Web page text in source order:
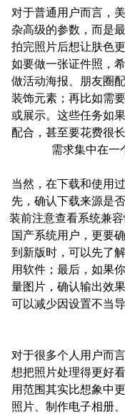
对于普通用户而言，
杂高级的参数，而是
拍完照片后想让肤色
如要做一张证件照，
做活动海报、朋友圈
装饰元素；再比如需
或展示。这些任务如
配合，甚至要花费很
需求集中在一
当然，在下载和使用
先，确认下载来源是
装前注意查看系统兼
国产系统用户，更要
到新版时，可以先了
用软件；最后，如果
量图片，确认输出效
可以减少因设置不当
对于很多个人用户而
想把照片处理得更好
用范围其实比想象中
照片、制作电子相册